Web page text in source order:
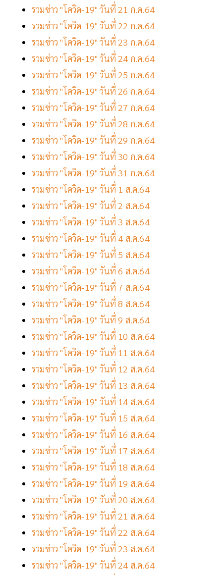
รวมข่าว "โควิด-19" วันที่ 21 ก.ค.64
รวมข่าว "โควิด-19" วันที่ 22 ก.ค.64
รวมข่าว "โควิด-19" วันที่ 23 ก.ค.64
รวมข่าว "โควิด-19" วันที่ 24 ก.ค.64
รวมข่าว "โควิด-19" วันที่ 25 ก.ค.64
รวมข่าว "โควิด-19" วันที่ 26 ก.ค.64
รวมข่าว "โควิด-19" วันที่ 27 ก.ค.64
รวมข่าว "โควิด-19" วันที่ 28 ก.ค.64
รวมข่าว "โควิด-19" วันที่ 29 ก.ค.64
รวมข่าว "โควิด-19" วันที่ 30 ก.ค.64
รวมข่าว "โควิด-19" วันที่ 31 ก.ค.64
รวมข่าว "โควิด-19" วันที่ 1 ส.ค.64
รวมข่าว "โควิด-19" วันที่ 2 ส.ค.64
รวมข่าว "โควิด-19" วันที่ 3 ส.ค.64
รวมข่าว "โควิด-19" วันที่ 4 ส.ค.64
รวมข่าว "โควิด-19" วันที่ 5 ส.ค.64
รวมข่าว "โควิด-19" วันที่ 6 ส.ค.64
รวมข่าว "โควิด-19" วันที่ 7 ส.ค.64
รวมข่าว "โควิด-19" วันที่ 8 ส.ค.64
รวมข่าว "โควิด-19" วันที่ 9 ส.ค.64
รวมข่าว "โควิด-19" วันที่ 10 ส.ค.64
รวมข่าว "โควิด-19" วันที่ 11 ส.ค.64
รวมข่าว "โควิด-19" วันที่ 12 ส.ค.64
รวมข่าว "โควิด-19" วันที่ 13 ส.ค.64
รวมข่าว "โควิด-19" วันที่ 14 ส.ค.64
รวมข่าว "โควิด-19" วันที่ 15 ส.ค.64
รวมข่าว "โควิด-19" วันที่ 16 ส.ค.64
รวมข่าว "โควิด-19" วันที่ 17 ส.ค.64
รวมข่าว "โควิด-19" วันที่ 18 ส.ค.64
รวมข่าว "โควิด-19" วันที่ 19 ส.ค.64
รวมข่าว "โควิด-19" วันที่ 20 ส.ค.64
รวมข่าว "โควิด-19" วันที่ 21 ส.ค.64
รวมข่าว "โควิด-19" วันที่ 22 ส.ค.64
รวมข่าว "โควิด-19" วันที่ 23 ส.ค.64
รวมข่าว "โควิด-19" วันที่ 24 ส.ค.64